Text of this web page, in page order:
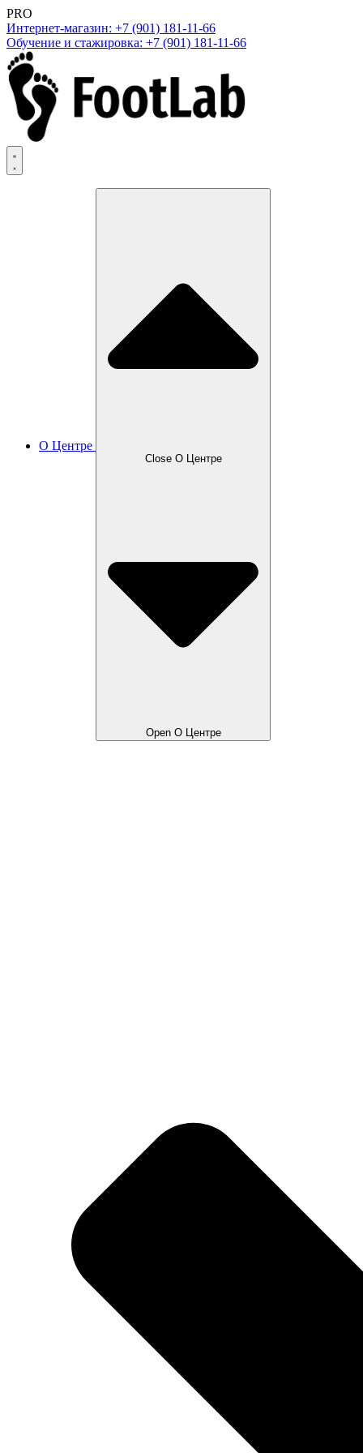
PRO
Интернет-магазин: +7 (901) 181-11-66
Обучение и стажировка: +7 (901) 181-11-66
О Центре
Close О Центре
Open О Центре